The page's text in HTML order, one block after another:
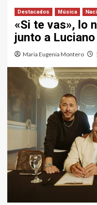
Destacados Música
«Si te vas», lo
junto a
Maria Eugenia Montero